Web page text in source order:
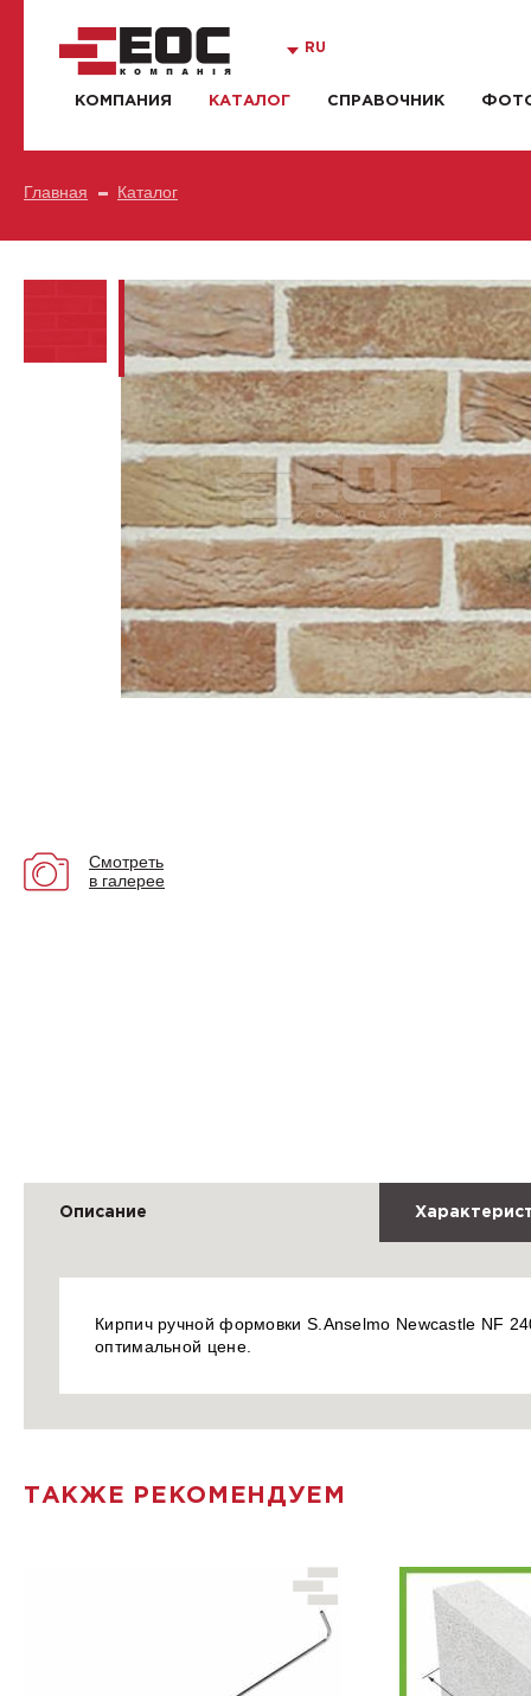
RU
КОМПАНИЯ КАТАЛОГ СПРАВОЧНИК
Главная Каталог
Смотреть
в галерее
Описание
Кирпич ручной формовки S.Anselmo Newcastle NF
оптимальной цене.
ТАКЖЕ РЕКОМЕНДУЕМ